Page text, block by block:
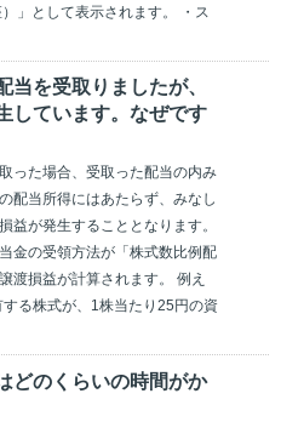
」として表示されます。 ・ス
当を受取りましたが、
しています。なぜです
った場合、受取った配当の内み
配当所得にはあたらず、みなし
益が発生することとなります。
金の受領方法が「株式数比例配
渡損益が計算されます。 例え
る株式が、1株当たり25円の資
どのくらいの時間がか